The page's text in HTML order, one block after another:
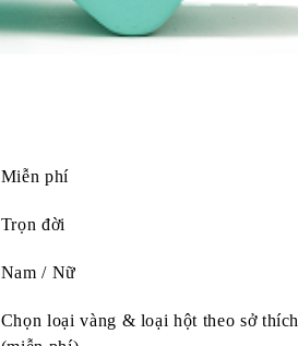
Miễn phí
Trọn đời
Nam / Nữ
Chọn loại vàng & loại hột theo sở thích